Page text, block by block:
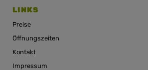
LINKS
Preise
Öffnungszeiten
Kontakt
Impressum